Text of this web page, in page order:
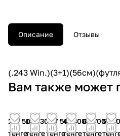
Описание Отзывы
(.243
Вам также может
107 500
тенге
126 300
тенге
107 500
тенге
47 300
тенге
62 700
тенге
55